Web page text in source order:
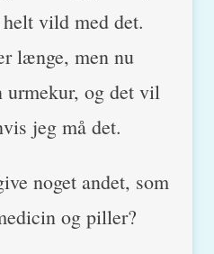
vild med det.
længe, men nu
urmekur, og det vil
jeg må det.
noget andet, som
og piller?